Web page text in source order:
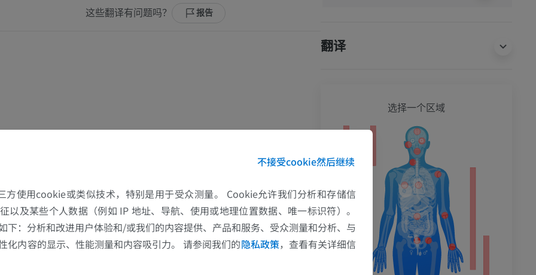
这些翻译有问题吗？ 报告
翻译
肩MRI
MRI
优质会员
下肢X光照片
放射影像学
免費
选择一个区域
不接受cookie然后继续
方使用cookie或类似技术，特别是用于受众测量。 Cookie允许我们分析和存储信
以及某些个人数据（例如 IP 地址、导航、使用或地理位置数据、唯一标识符）。
下：分析和改进用户体验和/或我们的内容提供、产品和服务、受众测量和分析、与
化内容的显示、性能测量和内容吸引力。 请参阅我们的隐私政策，查看有关详细信